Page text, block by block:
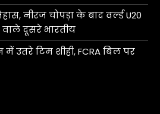
नीरज चोपड़ा के बाद वर्ल्ड U20
दूसरे भारतीय
उतरे टिम शीही, FCRA बिल पर